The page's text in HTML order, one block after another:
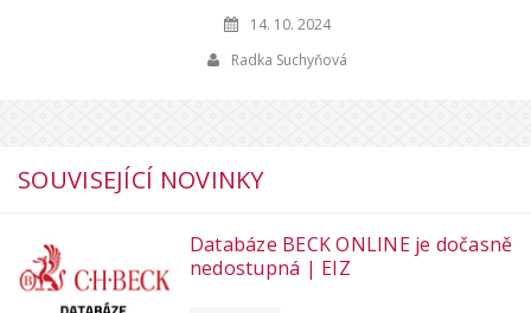
14. 10. 2024
Radka Suchyňová
SOUVISEJÍCÍ NOVINKY
Databáze BECK ONLINE je dočasně
nedostupná | EIZ